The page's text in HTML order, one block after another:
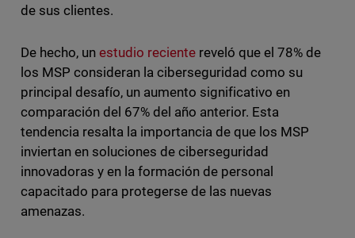
de sus clientes.
De hecho, un estudio recientereveló que el 78% de
los MSP consideran la ciberseguridad como su
principal desafío, un aumento significativo en
comparación del 67% del año anterior. Esta
tendencia resalta la importancia de que los MSP
inviertan en soluciones de ciberseguridad
innovadoras y en la formación de personal
capacitado para protegerse de las nuevas
amenazas.